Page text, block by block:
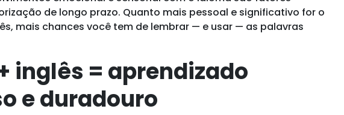
de longo prazo. Quanto mais pessoal e significativo for o
mais chances você tem de lembrar — e usar — as palavras
inglês = aprendizado
e duradouro